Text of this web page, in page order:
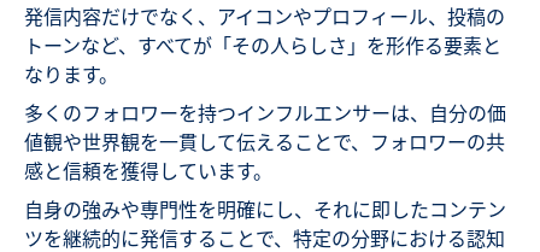
発信内容だけでなく、アイコンやプロフィール、投稿の
トーンなど、すべてが「その人らしさ」を形作る要素と
なります。
多くのフォロワーを持つインフルエンサーは、自分の価
値観や世界観を一貫して伝えることで、フォロワーの共
感と信頼を獲得しています。
自身の強みや専門性を明確にし、それに即したコンテン
ツを継続的に発信することで、特定の分野における認知